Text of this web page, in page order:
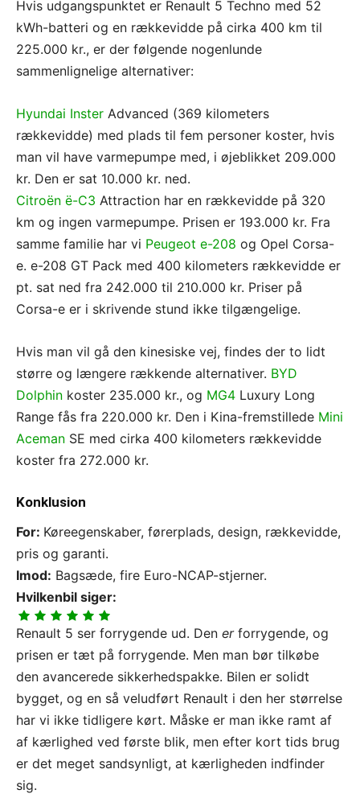
Hvis udgangspunktet er Renault 5 Techno med 52
kWh-batteri og en rækkevidde på cirka 400 km til
225.000 kr., er der følgende nogenlunde
sammenlignelige alternativer:
Hyundai Inster Advanced (369 kilometers
rækkevidde) med plads til fem personer koster, hvis
man vil have varmepumpe med, i øjeblikket 209.000
kr. Den er sat 10.000 kr. ned.
Citroën ë-C3 Attraction har en rækkevidde på 320
km og ingen varmepumpe. Prisen er 193.000 kr. Fra
samme familie har vi Peugeot e-208 og Opel Corsa-
e. e-208 GT Pack med 400 kilometers rækkevidde er
pt. sat ned fra 242.000 til 210.000 kr. Priser på
Corsa-e er i skrivende stund ikke tilgængelige.
Hvis man vil gå den kinesiske vej, findes der to lidt
større og længere rækkende alternativer. BYD
Dolphin koster 235.000 kr., og MG4 Luxury Long
Range fås fra 220.000 kr. Den i Kina-fremstillede Mini
Aceman SE med cirka 400 kilometers rækkevidde
koster fra 272.000 kr.
Konklusion
For: Køreegenskaber, førerplads, design, rækkevidde,
pris og garanti.
Imod: Bagsæde, fire Euro-NCAP-stjerner.
Hvilkenbil siger:
Renault 5 ser forrygende ud. Den erforrygende, og
prisen er tæt på forrygende. Men man bør tilkøbe
den avancerede sikkerhedspakke. Bilen er solidt
bygget, og en så veludført Renault i den her størrelse
har vi ikke tidligere kørt. Måske er man ikke ramt af
af kærlighed ved første blik, men efter kort tids brug
er det meget sandsynligt, at kærligheden indfinder
sig.